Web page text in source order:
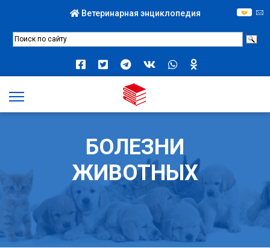
Ветеринарная энциклопедия
БОЛЕЗНИ
ЖИВОТНЫХ